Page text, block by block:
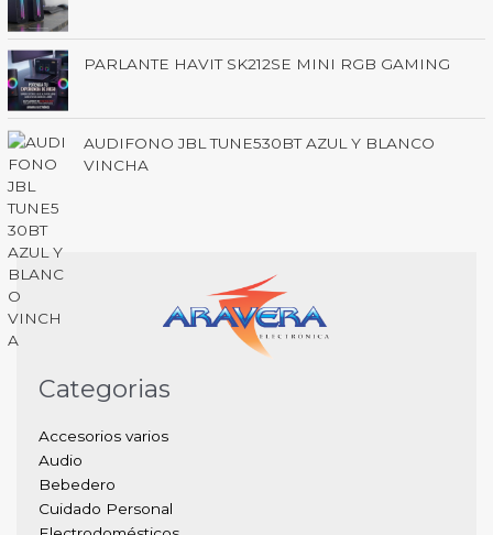
PARLANTE HAVIT SK212SE MINI RGB GAMING
AUDIFONO JBL TUNE530BT AZUL Y BLANCO
VINCHA
Categorias
Accesorios varios
Audio
Bebedero
Cuidado Personal